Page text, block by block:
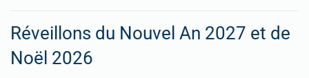
Réveillons du Nouvel An 2027 et de
Noël 2026